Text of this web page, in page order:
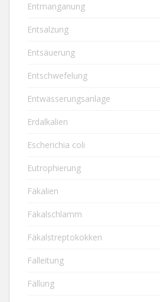
Entmanganung
Entsalzung
Entsäuerung
Entschwefelung
Entwässerungsanlage
Erdalkalien
Escherichia coli
Eutrophierung
Fäkalien
Fäkalschlamm
Fäkalstreptokokken
Falleitung
Fällung